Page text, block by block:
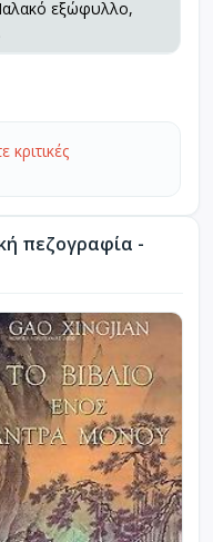
εξώφυλλο,
κριτικές
πεζογραφία -